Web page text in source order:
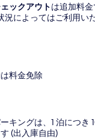
ックアウトは追加料
況によってはご利用い
料金免除
キングは、1 泊につき
(出入庫自由)